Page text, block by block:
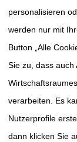
personalisieren
werden nur mit
Button „Alle
Sie zu, dass
verarbeiten. Es
Nutzerprofile
dann klicken Sie